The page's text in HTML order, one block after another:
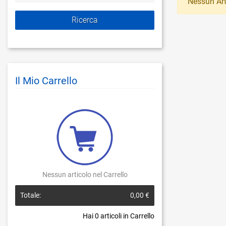
Il Mio Carrello
Nessun articolo nel Carrello
Hai0 articoli in Carrello
Totale: 0,00 €